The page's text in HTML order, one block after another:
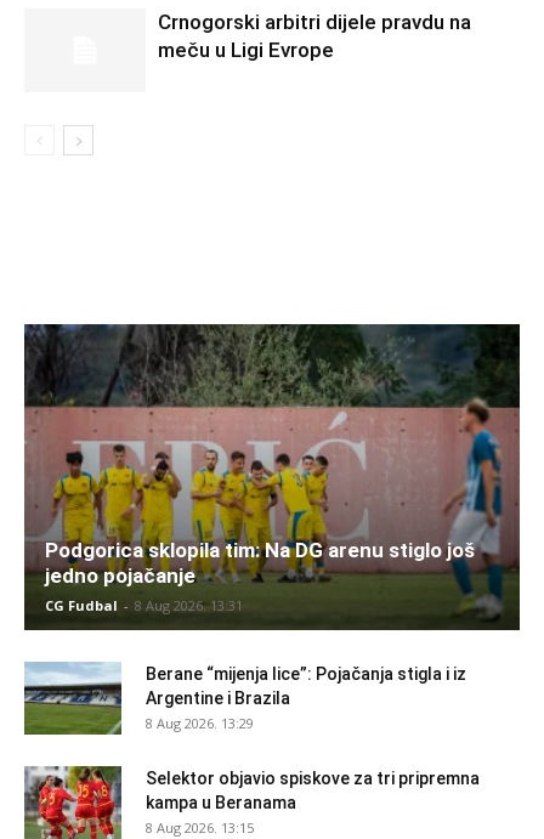
Crnogorski arbitri dijele pravdu na
meču u Ligi Evrope
Podgorica sklopila tim: Na DG arenu stiglo još
jedno pojačanje
CG Fudbal - 8 Aug 2026. 13:31
Berane “mijenja lice”: Pojačanja stigla i iz
Argentine i Brazila
8 Aug 2026. 13:29
Selektor objavio spiskove za tri pripremna
kampa u Beranama
8 Aug 2026. 13:15